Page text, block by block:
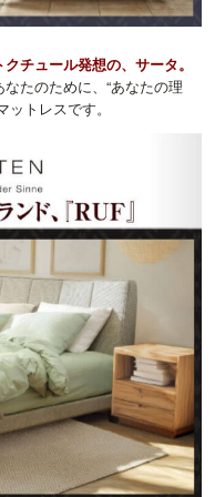
チュール発想の、サータ。
たのために、“あなたの理
トレスです。